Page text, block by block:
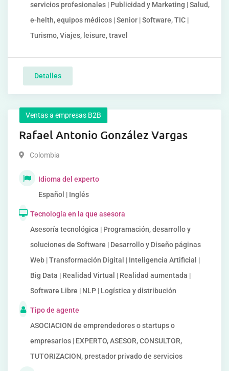
servicios profesionales | Publicidad y Marketing | Salud,
e-helth, equipos médicos | Senior | Software, TIC |
Turismo, Viajes, leisure, travel
Detalles
Ventas a empresas B2B
Rafael Antonio González Vargas
Colombia
Idioma del experto
Español | Inglés
Tecnología en la que asesora
Asesoría tecnológica | Programación, desarrollo y
soluciones de Software | Desarrollo y Diseño páginas
Web | Transformación Digital | Inteligencia Artificial |
Big Data | Realidad Virtual | Realidad aumentada |
Software Libre | NLP | Logística y distribución
Tipo de agente
ASOCIACION de emprendedores o startups o
empresarios | EXPERTO, ASESOR, CONSULTOR,
TUTORIZACION, prestador privado de servicios